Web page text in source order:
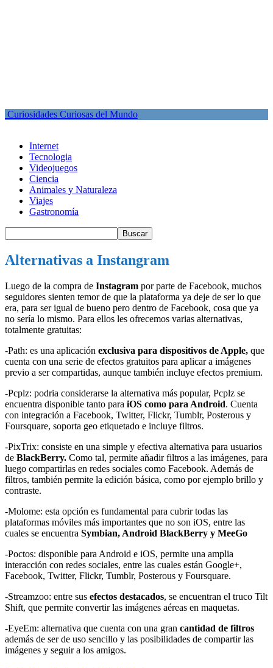
Curiosidades Curiosas del Mundo
Internet
Tecnologia
Videojuegos
Ciencia
Animales y Naturaleza
Viajes
Gastronomía
Alternativas a Instangram
Luego de la compra de Instagram por parte de Facebook, muchos
seguidores sienten temor de que la plataforma ya deje de ser lo que
era, para ser igual de bueno pero dentro de Facebook, cosa que ya
no sería lo mismo. Para ellos les ofrecemos varias alternativas,
totalmente gratuitas:
-Path: es una aplicación exclusiva para dispositivos de Apple, que
cuenta con una serie de efectos gratuitos para aplicar a imágenes
previo a ser compartidas, aunque también incluye efectos premium.
-Pcplz: podria considerarse la alternativa más popular, Pcplz se
encuentra disponible tanto para iOS como para Android. Cuenta
con integración a Facebook, Twitter, Flickr, Tumblr, Posterous y
Foursquare, soporta geo etiquetado e incluye filtros.
-PixTrix: consiste en una simple y efectiva alternativa para usuarios
de BlackBerry. Como tal, permite añadir filtros a las imágenes, para
luego compartirlas en redes sociales como Facebook. Además de
filtros, también permite la edición básica, como por ejemplo brillo y
contraste.
-Molome: esta opción es fundamental para cubrir todas las
plataformas móviles más importantes que no son iOS, entre las
cuales se encuentra Symbian, Android BlackBerry y MeeGo
-Poctos: disponible para Android e iOS, permite una amplia
interacción con redes sociales, entre las cuales están Google+,
Facebook, Twitter, Flickr, Tumblr, Posterous y Foursquare.
-Streamzoo: entre sus efectos destacados, se encuentran el truco Tilt
Shift, que permite convertir las imágenes aéreas en maquetas.
-EyeEm: alternativa que cuenta con una gran cantidad de filtros
además de ser de uso sencillo y las posibilidades de compartir las
imágenes y seguir a los amigos.